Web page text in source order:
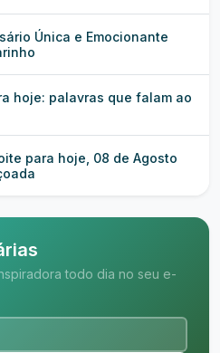
Única e Emocionante
hoje: palavras que falam ao
para hoje, 08 de Agosto
todo dia no seu e-